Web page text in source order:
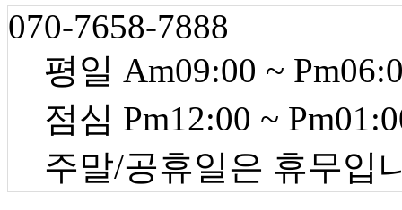
070-7658-7888
평일 Am09:00 ~
점심 Pm12:00 ~
주말/공휴일은 휴무입